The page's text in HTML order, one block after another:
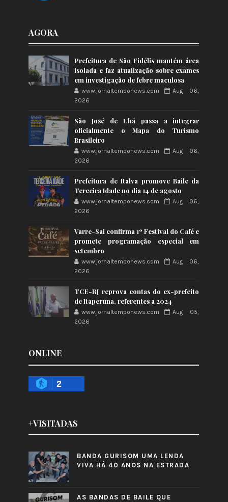
AGORA
Prefeitura de São Fidélis mantém área
isolada e faz atualização sobre exames
em investigação de febre maculosa
www.jornaltemponews.com
Aug 06,
2026
São José de Ubá passa a integrar
oficialmente o Mapa do Turismo
Brasileiro
www.jornaltemponews.com
Aug 06,
2026
Prefeitura de Italva promove Baile da
Terceira Idade no dia 14 de agosto
www.jornaltemponews.com
Aug 06,
2026
Varre-Sai confirma 1º Festival do Café e
promete programação especial em
setembro
www.jornaltemponews.com
Aug 06,
2026
TCE-RJ reprova contas do ex-prefeito
de Itaperuna, referentes a 2024
www.jornaltemponews.com
Aug 05,
2026
ONLINE
2
+VISITADAS
BANDA GURISOM UMA LENDA
VIVA HÁ 40 ANOS NA ESTRADA
AS BANDAS DE BAILE QUE